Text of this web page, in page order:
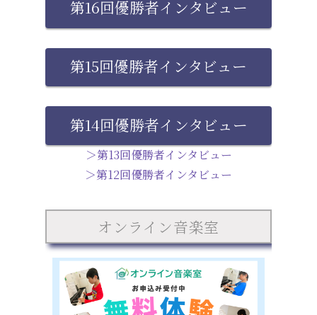
第16回優勝者インタビュー
第15回優勝者インタビュー
第14回優勝者インタビュー
＞第13回優勝者インタビュー
＞第12回優勝者インタビュー
オンライン音楽室